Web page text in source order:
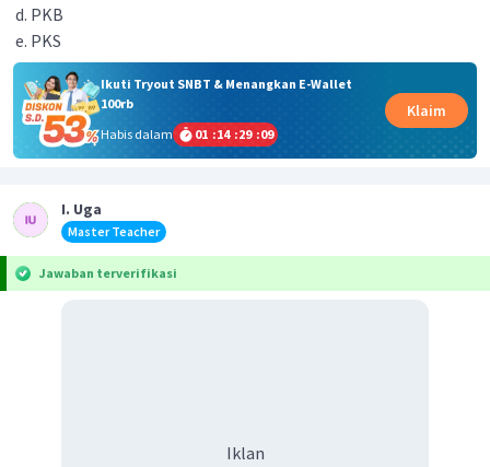
PKB
PKS
Ikuti Tryout SNBT & Menangkan E-Wallet
100rb
Habis dalam
01 :14 :29 :09
Klaim
I. Uga
Master Teacher
Jawaban terverifikasi
Iklan